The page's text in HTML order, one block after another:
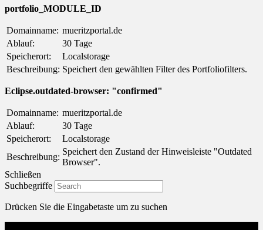
portfolio_MODULE_ID
Domainname: mueritzportal.de
Ablauf:
30 Tage
Speicherort:
Localstorage
Beschreibung: Speichert den gewählten Filter des Portfoliofilters.
Eclipse.outdated-browser: "confirmed"
Domainname: mueritzportal.de
Ablauf:
30 Tage
Speicherort:
Localstorage
Beschreibung:
Speichert den Zustand der Hinweisleiste "Outdated
Browser".
Schließen
Suchbegriffe
Drücken Sie die Eingabetaste um zu suchen